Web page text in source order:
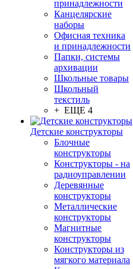
принадлежности
Канцелярские
наборы
Офисная техника
и принадлежности
Папки, системы
архивации
Школьные товары
Школьный
текстиль
+ ЕЩЕ 4
Детские конструкторы
Блочные
конструкторы
Конструкторы - на
радиоуправлении
Деревянные
конструкторы
Металлические
конструкторы
Магнитные
конструкторы
Конструкторы из
мягкого материала